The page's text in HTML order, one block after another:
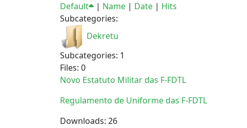
Default
| Name | Date | Hits
Subcategories:
Dekretu
Subcategories: 1
Files: 0
Novo Estatuto Militar das F-FDTL
Regulamento de Uniforme das F-FDTL
Downloads: 26